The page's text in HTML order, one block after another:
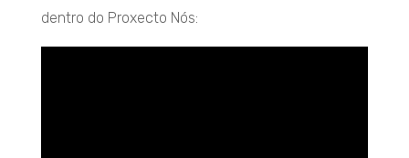
dentro do Proxecto Nós: